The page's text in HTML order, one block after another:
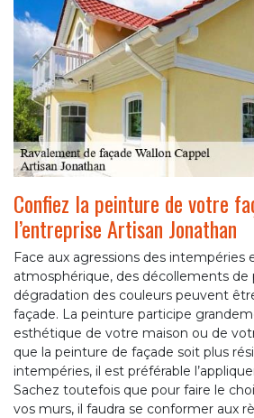
Confiez la peinture de votre
l’entreprise Artisan Jonathan
Face aux agressions des intempéries
atmosphérique, des décollements
dégradation des couleurs peuvent
façade. La peinture participe
esthétique de votre maison ou de
que la peinture de façade soit plus
intempéries, il est préférable
Sachez toutefois que pour faire le
vos murs, il faudra se conformer aux